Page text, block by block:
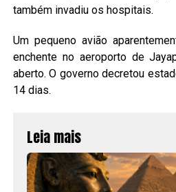
também invadiu os hospitais.
Um pequeno avião
enchente no aeroporto de
aberto. O governo decretou
14 dias.
Leia mais